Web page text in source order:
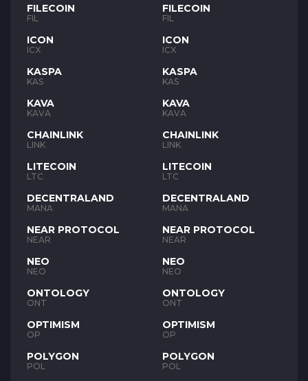
FILECOIN
FIL
ICON
ICX
KASPA
KAS
KAVA
KAVA
CHAINLINK
LINK
LITECOIN
LTC
DECENTRALAND
MANA
NEAR PROTOCOL
NEAR
NEO
NEO
ONTOLOGY
ONT
OPTIMISM
OP
POLYGON
POL
FILECOIN
FIL
ICON
ICX
KASPA
KAS
KAVA
KAVA
CHAINLINK
LINK
LITECOIN
LTC
DECENTRALAND
MANA
NEAR PROTOCOL
NEAR
NEO
NEO
ONTOLOGY
ONT
OPTIMISM
OP
POLYGON
POL